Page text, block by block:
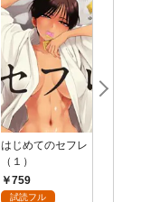
はじめてのセフレ
（１）
759
試読フル